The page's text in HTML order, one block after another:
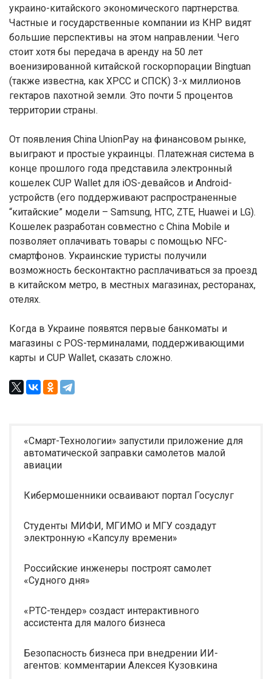
украино-китайского экономического партнерства.
Частные и государственные компании из КНР видят
большие перспективы на этом направлении. Чего
стоит хотя бы передача в аренду на 50 лет
военизированной китайской госкорпорации Bingtuan
(также известна, как XPCC и СПСК) 3-х миллионов
гектаров пахотной земли. Это почти 5 процентов
территории страны.
От появления China UnionPay на финансовом рынке,
выиграют и простые украинцы. Платежная система в
конце прошлого года представила электронный
кошелек CUP Wallet для iOS-девайсов и Android-
устройств (его поддерживают распространенные
“китайские” модели – Samsung, HTC, ZTE, Huawei и LG).
Кошелек разработан совместно с China Mobile и
позволяет оплачивать товары с помощью NFC-
смартфонов. Украинские туристы получили
возможность бесконтактно расплачиваться за проезд
в китайском метро, в местных магазинах, ресторанах,
отелях.
Когда в Украине появятся первые банкоматы и
магазины с POS-терминалами, поддерживающими
карты и CUP Wallet, сказать сложно.
«Смарт-Технологии» запустили приложение для
автоматической заправки самолетов малой
авиации
Кибермошенники осваивают портал Госуслуг
Студенты МИФИ, МГИМО и МГУ создадут
электронную «Капсулу времени»
Российские инженеры построят самолет
«Судного дня»
«РТС-тендер» создаст интерактивного
ассистента для малого бизнеса
Безопасность бизнеса при внедрении ИИ-
агентов: комментарии Алексея Кузовкина